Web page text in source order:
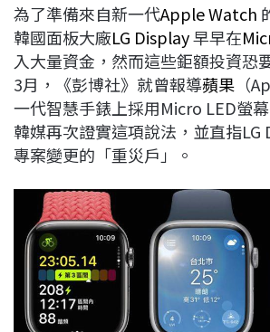
b
o
o
k
a
d
s
e
d
I
n
L
i
n
k
為了準備來自新一代Apple Watch
韓國面板大廠LG Display早早在
入大量資金，然而這些鉅額投資恐
3月，《彭博社》就曾報導蘋果 （
一代智慧手錶上採用Micro LED螢
韓媒再次證實這項說法，並直指LG
專案變更的「重災戶」。